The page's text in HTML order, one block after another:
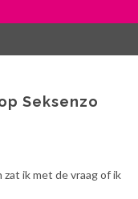
Seksenzo
ik met de vraag of ik